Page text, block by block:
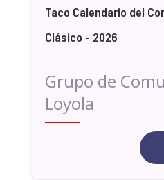
Taco Calendario del
Clásico - 2026
Grupo de
Loyola